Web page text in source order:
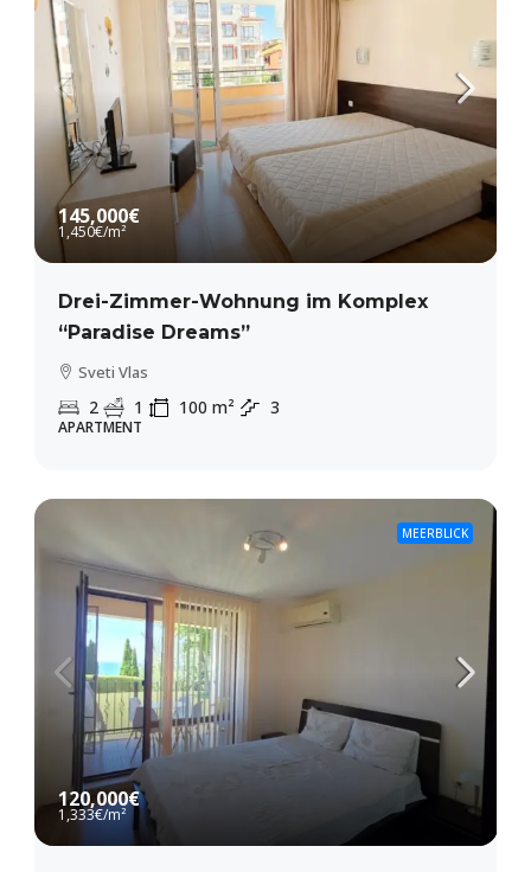
145,000€
1,450€/m²
Drei-Zimmer-Wohnung im Komplex
“Paradise Dreams”
Sveti Vlas
2 1 100 m² 3
APARTMENT
MEERBLICK
120,000€
1,333€/m²